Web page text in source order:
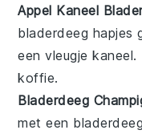
Appel Kaneel
bladerdeeg hapjes
een vleugje
koffie.
Bladerdeeg
met een